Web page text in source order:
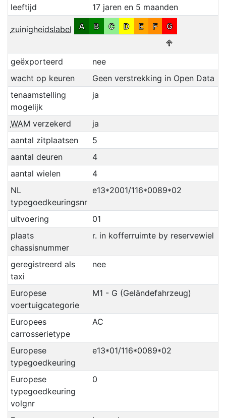
leeftijd
17 jaren en 5 maanden
zuinigheidslabel A B C D E F
G
↑
geëxporteerd
nee
wacht op keuren
Geen verstrekking in Open Data
tenaamstelling
mogelijk
ja
WAM verzekerd
ja
aantal zitplaatsen
5
aantal deuren
4
aantal wielen
4
NL
typegoedkeuringsnr
e13*2001/116*0089*02
uitvoering
01
plaats
chassisnummer
r. in kofferruimte by reservewiel
geregistreerd als
taxi
nee
Europese
voertuigcategorie
M1 - G (Geländefahrzeug)
Europees
carrosserietype
AC
Europese
typegoedkeuring
e13*01/116*0089*02
Europese
typegoedkeuring
volgnr
0